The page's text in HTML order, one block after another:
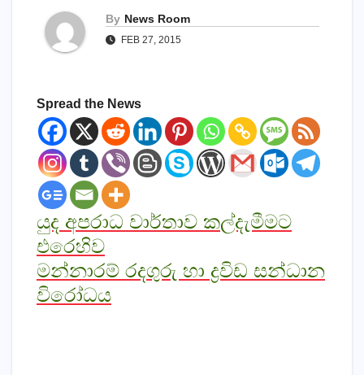
By News Room
FEB 27, 2015
Spread the News
යුද අපරාධ වාර්තාව කල්දැමීමට
එරෙහිව
මන්නාරම් රදගුරු හා ද්‍රවිඩ සන්ධාන
විරෝධය